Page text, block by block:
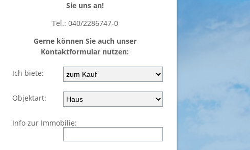
Sie uns an!
Tel.: 040/2286747-0
Gerne können Sie auch unser
Kontaktformular nutzen:
Ich biete:
Objektart:
Info zur Immobilie: